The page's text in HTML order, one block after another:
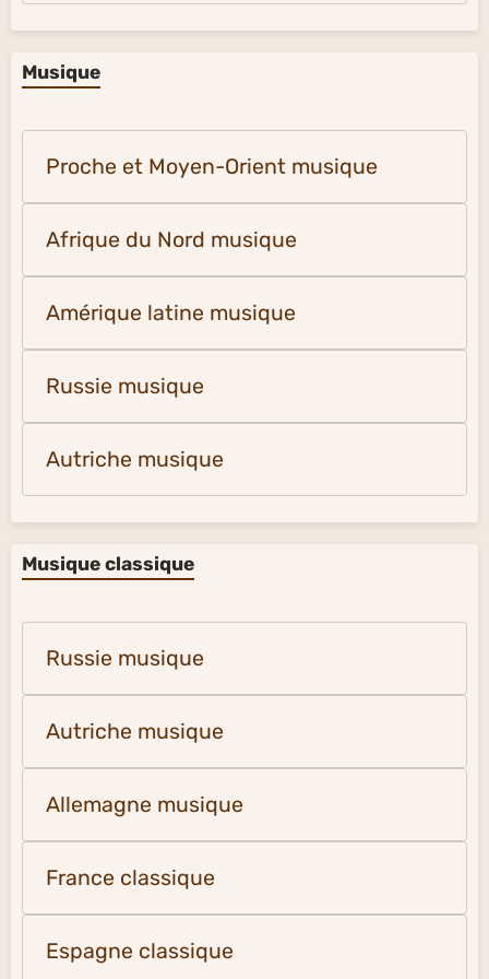
Musique
Proche et Moyen-Orient musique
Afrique du Nord musique
Amérique latine musique
Russie musique
Autriche musique
Musique classique
Russie musique
Autriche musique
Allemagne musique
France classique
Espagne classique